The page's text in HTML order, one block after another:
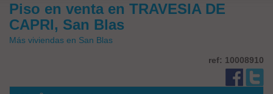
Piso en venta en TRAVESIA DE
CAPRI, San Blas
Más viviendas en San Blas
ref: 10008910